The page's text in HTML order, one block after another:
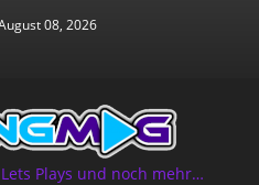
08, 2026
Plays und noch mehr…